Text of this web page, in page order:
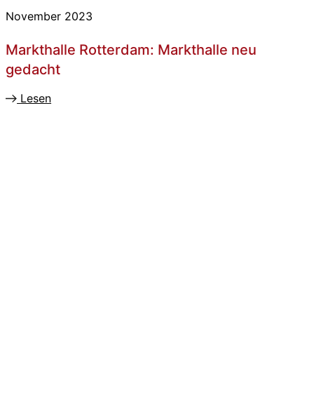
November 2023
Markthalle Rotterdam: Markthalle neu
gedacht
Lesen